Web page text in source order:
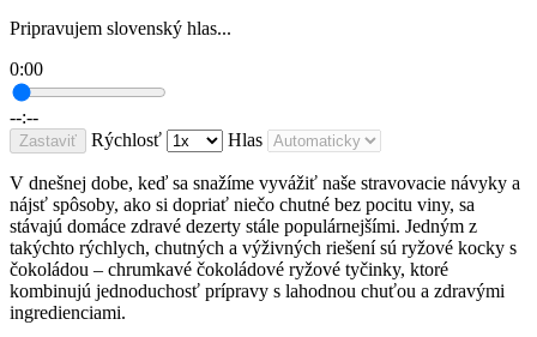
Pripravujem slovenský hlas...
0:00
--:--
Zastaviť Rýchlosť Hlas
V dnešnej dobe, keď sa snažíme vyvážiť naše stravovacie návyky a
nájsť spôsoby, ako si dopriať niečo chutné bez pocitu viny, sa
stávajú domáce zdravé dezerty stále populárnejšími. Jedným z
takýchto rýchlych, chutných a výživných riešení sú ryžové kocky s
čokoládou – chrumkavé čokoládové ryžové tyčinky, ktoré
kombinujú jednoduchosť prípravy s lahodnou chuťou a zdravými
ingredienciami.